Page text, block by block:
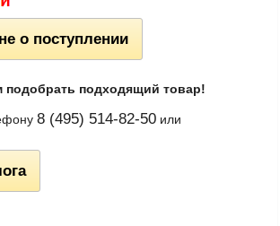
о поступлении
подходящий товар!
8 (495) 514-82-50 или